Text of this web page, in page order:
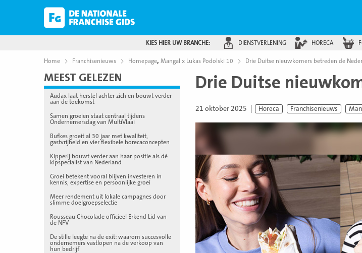
KIES HIER UW BRANCHE: DIENSTVERLENING HORECA
Home Franchisenieuws Homepage, Mangal x Lukas Podolski 10 Drie Duitse nieuwkomers betreden de
MEEST GELEZEN
Audax laat herstel achter zich en bouwt verder
aan de toekomst
Samen groeien staat centraal tijdens
Ondernemersdag van MultiVlaai
Bufkes groeit al 30 jaar met kwaliteit,
gastvrijheid en vier flexibele horecaconcepten
Kipperij bouwt verder aan haar positie als dé
kipspecialist van Nederland
Groei betekent vooral blijven investeren in
kennis, expertise en persoonlijke groei
Meer rendement uit lokale campagnes door
slimme doelgroepselectie
Rousseau Chocolade officieel Erkend Lid van
de NFV
De stille leegte na de exit: waarom succesvolle
ondernemers vastlopen na de verkoop van
hun bedrijf
Drie Duitse
21 oktober 2025 Horeca Franchisenieuws